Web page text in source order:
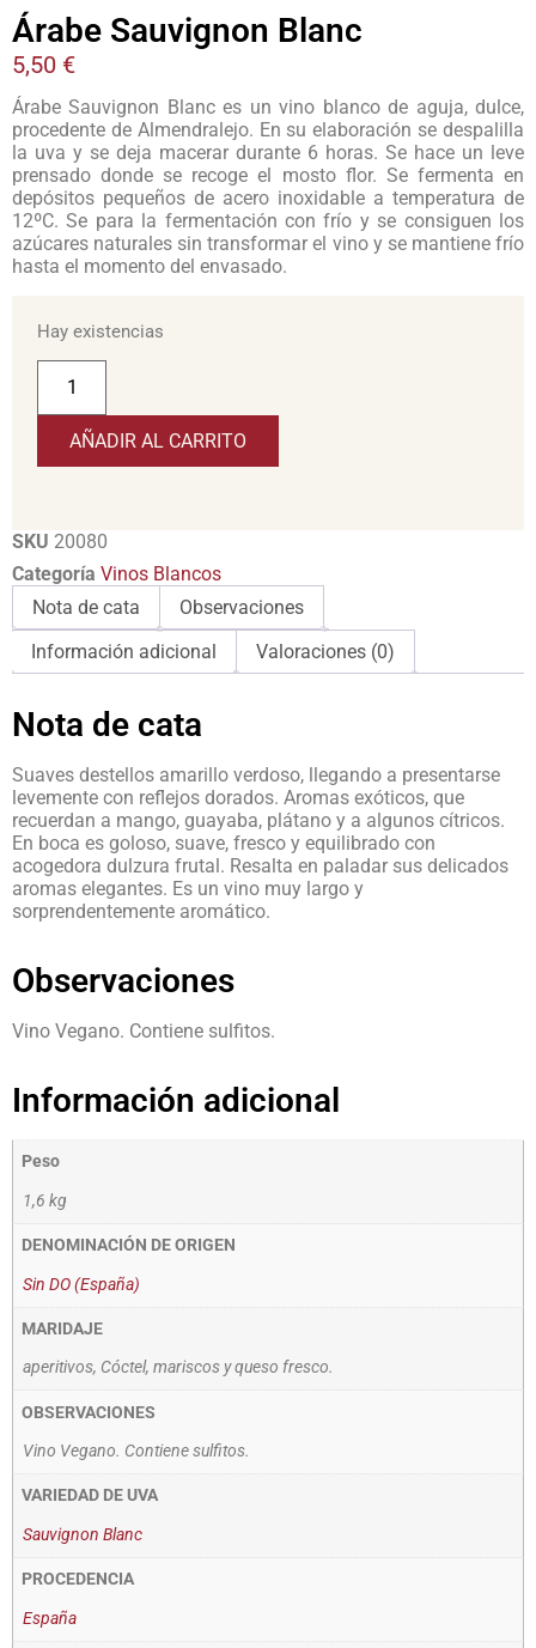
Árabe Sauvignon Blanc
5,50 €
Árabe Sauvignon Blanc es un vino blanco de aguja, dulce,
procedente de Almendralejo. En su elaboración se despalilla
la uva y se deja macerar durante 6 horas. Se hace un leve
prensado donde se recoge el mosto flor. Se fermenta en
depósitos pequeños de acero inoxidable a temperatura de
12ºC. Se para la fermentación con frío y se consiguen los
azúcares naturales sin transformar el vino y se mantiene frío
hasta el momento del envasado.
Hay existencias
AÑADIR AL CARRITO
SKU 20080
Categoría Vinos Blancos
Nota de cata
Observaciones
Información adicional
Valoraciones (0)
Nota de cata
Suaves destellos amarillo verdoso, llegando a presentarse
levemente con reflejos dorados. Aromas exóticos, que
recuerdan a mango, guayaba, plátano y a algunos cítricos.
En boca es goloso, suave, fresco y equilibrado con
acogedora dulzura frutal. Resalta en paladar sus delicados
aromas elegantes. Es un vino muy largo y
sorprendentemente aromático.
Observaciones
Vino Vegano. Contiene sulfitos.
Información adicional
Peso
1,6 kg
DENOMINACIÓN DE ORIGEN
Sin DO (España)
MARIDAJE
aperitivos, Cóctel, mariscos y queso fresco.
OBSERVACIONES
Vino Vegano. Contiene sulfitos.
VARIEDAD DE UVA
Sauvignon Blanc
PROCEDENCIA
España